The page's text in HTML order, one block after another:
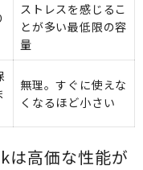
ストレスを感じるこ
とが多い最低限の容
量
無理。すぐに使えな
くなるほど小さい
は高価な性能が